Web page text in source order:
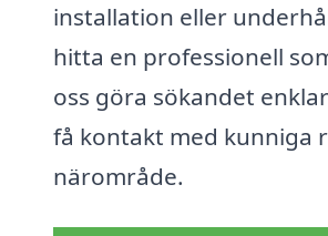
installation eller
hitta en professionell
oss göra sökandet
få kontakt med kunniga
närområde.